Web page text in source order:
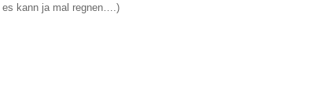
es kann ja mal regnen….)